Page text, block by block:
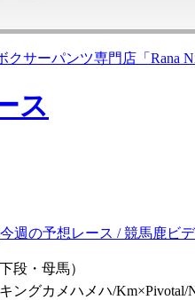
段・母馬）
キングカメハメハ/Km×Pivotal/